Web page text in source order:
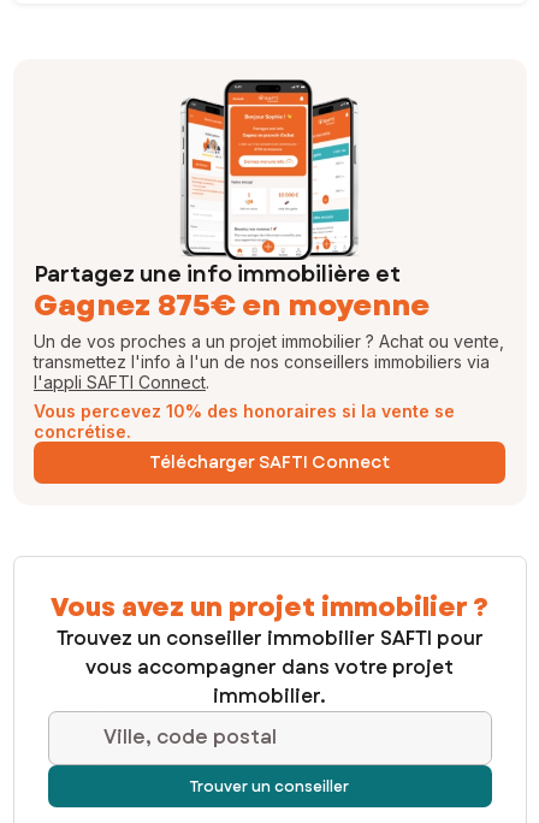
Partagez une info immobilière et
Gagnez 875€ en moyenne
Un de vos proches a un projet immobilier ? Achat ou vente,
transmettez l'info à l'un de nos conseillers immobiliers via
l'appli SAFTI Connect.
Vous percevez 10% des honoraires si la vente se
concrétise.
Télécharger SAFTI Connect
Vous avez un projet immobilier ?
Trouvez un conseiller immobilier SAFTI pour
vous accompagner dans votre projet
immobilier.
Ville, code postal
Trouver un conseiller